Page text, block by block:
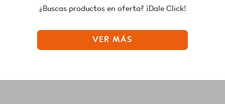
¿Buscas productos en oferta? ¡Dale Click!
VER MÁS